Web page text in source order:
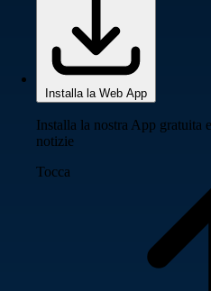
Installa la Web App
Installa la nostra App gratuita
notizie
Tocca